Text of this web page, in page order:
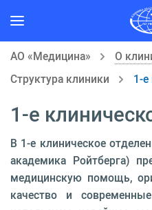
АО «Медицина»
О
Структура клиники
1-
1-е
В 1-е клиническое
академика Ройтберга)
медицинскую помощь,
качество и